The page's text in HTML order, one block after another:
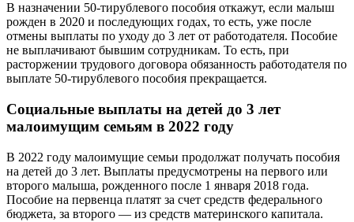
В назначении 50-тирублевого пособия откажут, если малыш
рожден в 2020 и последующих годах, то есть, уже после
отмены выплаты по уходу до 3 лет от работодателя. Пособие
не выплачивают бывшим сотрудникам. То есть, при
расторжении трудового договора обязанность работодателя по
выплате 50-тирублевого пособия прекращается.
Социальные выплаты на детей до 3 лет
малоимущим семьям в 2022 году
В 2022 году малоимущие семьи продолжат получать пособия
на детей до 3 лет. Выплаты предусмотрены на первого или
второго малыша, рожденного после 1 января 2018 года.
Пособие на первенца платят за счет средств федерального
бюджета, за второго — из средств материнского капитала.